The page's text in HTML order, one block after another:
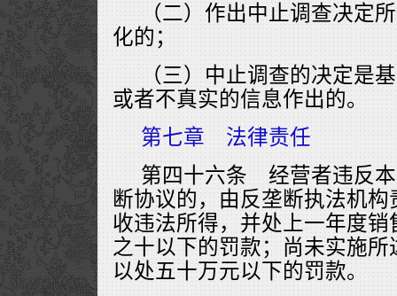
（二）作出中止调查决定
化的；
（三）中止调查的决定是
或者不真实的信息作出的。
第七章 法律责任
第四十六条 经营者违反
断协议的，由反垄断执法机
收违法所得，并处上一年度
之十以下的罚款；尚未实施
以处五十万元以下的罚款。